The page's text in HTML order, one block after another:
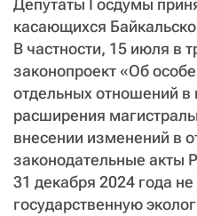
Депутаты Госдумы
касающихся
В частности, 15 июля в
законопроект «Об
отдельных отношений
расширения
внесении изменений в
законодательные акты
31 декабря 2024 года
государственную
СТАТЬ
ПОДЕЛИТЬСЯ
Если у вас есть вопросы,
+7 (929) 612-03-68